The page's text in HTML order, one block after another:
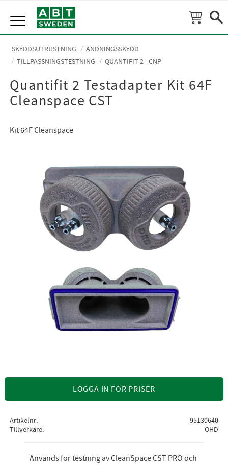
Meny
SKYDDSUTRUSTNING
ANDNINGSSKYDD
TILLPASSNINGSTESTNING
QUANTIFIT 2 - CNP
Quantifit 2 Testadapter Kit 64F
Cleanspace CST
Kit 64F Cleanspace
LOGGA IN FÖR PRISER
Artikelnr
95130640
Tillverkare
OHD
Används för testning av CleanSpace CST PRO och